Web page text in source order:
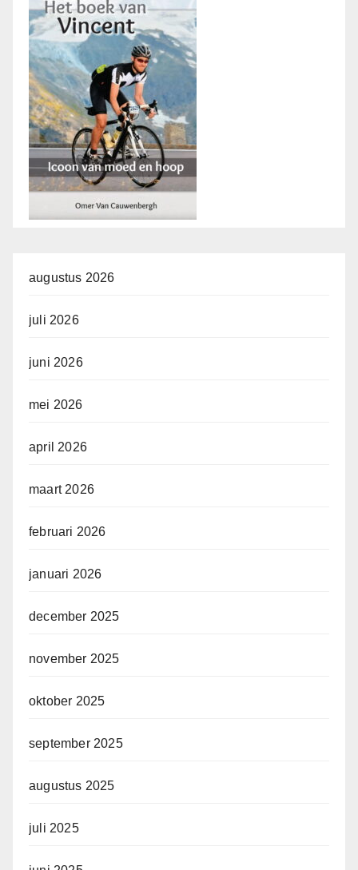
augustus 2026
juli 2026
juni 2026
mei 2026
april 2026
maart 2026
februari 2026
januari 2026
december 2025
november 2025
oktober 2025
september 2025
augustus 2025
juli 2025